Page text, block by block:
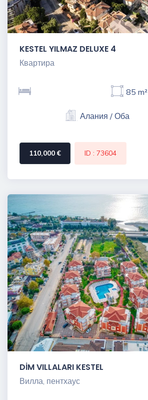
KESTEL YILMAZ DELUXE 4
Квартира
85 m²
Алания / Оба
110,000 € ID : 73604
DİM VILLALARI KESTEL
Вилла, пентхаус